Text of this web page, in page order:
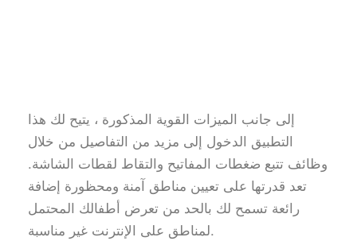
إلى جانب الميزات القوية المذكورة ، يتيح لك هذا
التطبيق الدخول إلى مزيد من التفاصيل من خلال
وظائف تتبع ضغطات المفاتيح والتقاط لقطات الشاشة.
تعد قدرتها على تعيين مناطق آمنة ومحظورة إضافة
رائعة تسمح لك بالحد من تعرض أطفالك المحتمل
لمناطق على الإنترنت غير مناسبة.